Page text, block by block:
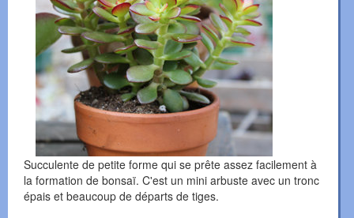
Succulente de petite forme qui se prête assez facilement à
la formation de bonsaï. C'est un mini arbuste avec un tronc
épais et beaucoup de départs de tiges.